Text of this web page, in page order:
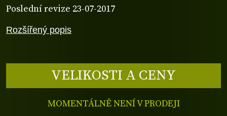
Rozšířený popis
Poslední revize 23-07-2017
VELIKOSTI A CENY
MOMENTÁLNĚ NENÍ V PRODEJI